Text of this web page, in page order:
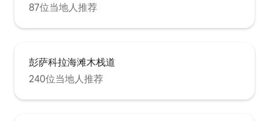
87位当地人推荐
彭萨科拉海滩木栈道
240位当地人推荐